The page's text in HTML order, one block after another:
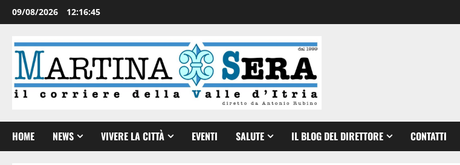
09/08/2026 12:16:46
HOME NEWS VIVERE LA CITTÀ EVENTI SALUTE IL BLOG DEL DIRETTORE CONTATTI